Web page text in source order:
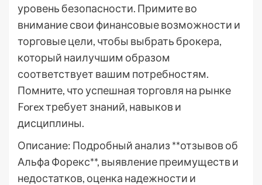
уровень безопасности. Примите во
внимание свои финансовые возможности и
торговые цели, чтобы выбрать брокера,
который наилучшим образом
соответствует вашим потребностям.
Помните, что успешная торговля на рынке
Forex требует знаний, навыков и
дисциплины.
Описание: Подробный анализ **отзывов об
Альфа Форекс**, выявление преимуществ и
недостатков, оценка надежности и